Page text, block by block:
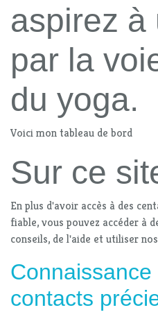
aspirez à
par la
du yoga.
Voici mon tableau de bord
Sur ce
En plus d'avoir accès à des
fiable, vous pouvez accéder à
conseils, de l'aide et utiliser
Connaissance
contacts